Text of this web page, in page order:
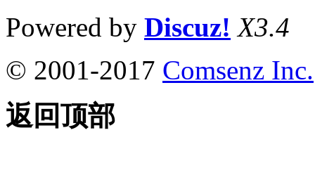
Powered by Discuz! X3.4
© 2001-2017 Comsenz Inc.
返回顶部